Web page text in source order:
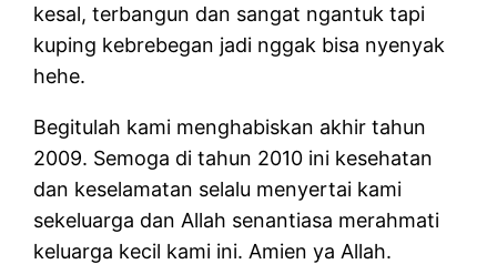
kesal, terbangun dan sangat ngantuk tapi
kuping kebrebegan jadi nggak bisa nyenyak
hehe.
Begitulah kami menghabiskan akhir tahun
2009. Semoga di tahun 2010 ini kesehatan
dan keselamatan selalu menyertai kami
sekeluarga dan Allah senantiasa merahmati
keluarga kecil kami ini. Amien ya Allah.